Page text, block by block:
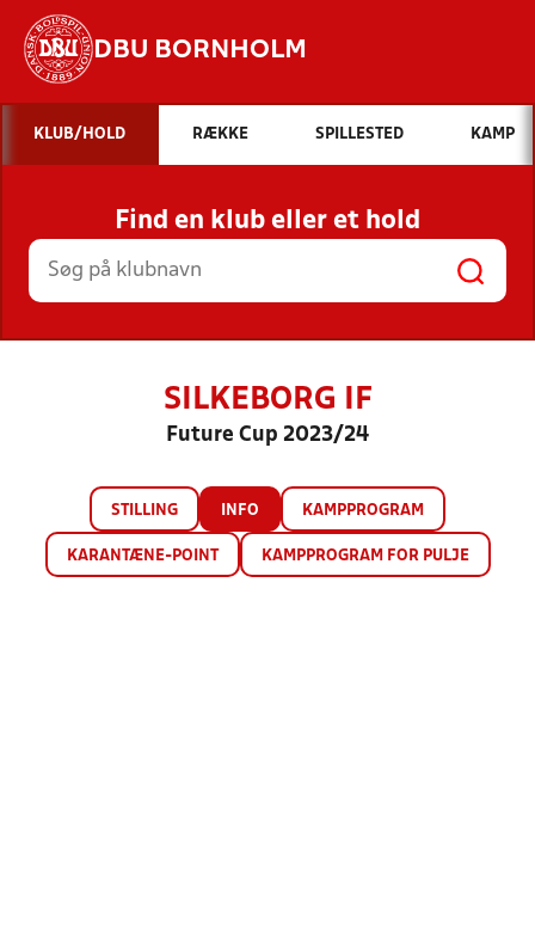
DBU BORNHOLM
Hvad vil du søge efter?
INDHOLD OG NYHEDER
STILLINGER, RESULTATER, KLUBBER OG
HOLD
KLUB/HOLD RÆKKE SPILLESTED KAMP
Find en klub eller et hold
SILKEBORG IF
Future Cup 2023/24
STILLING INFO KAMPPROGRAM
KARANTÆNE-POINT KAMPPROGRAM FOR PULJE